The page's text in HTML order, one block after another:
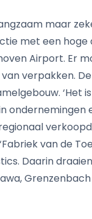
maar
met een
Airport. Er
verpakken.
‘Het
ondernemingen
van de
Daarin draaien